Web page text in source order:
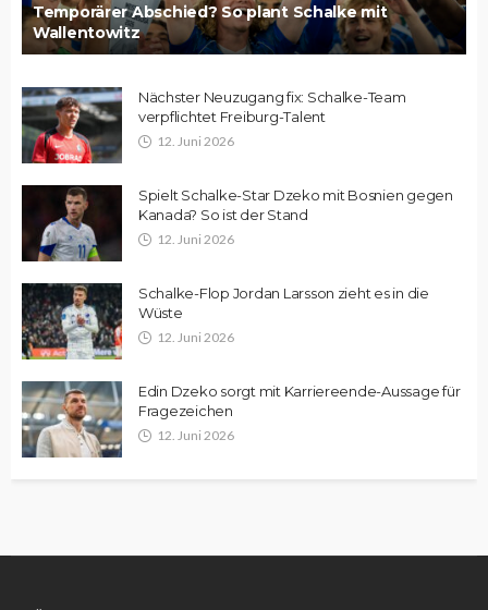
Temporärer Abschied? So plant Schalke mit
Wallentowitz
Nächster Neuzugang fix: Schalke-Team
verpflichtet Freiburg-Talent
12. Juni 2026
Spielt Schalke-Star Dzeko mit Bosnien gegen
Kanada? So ist der Stand
12. Juni 2026
Schalke-Flop Jordan Larsson zieht es in die
Wüste
12. Juni 2026
Edin Dzeko sorgt mit Karriereende-Aussage für
Fragezeichen
12. Juni 2026